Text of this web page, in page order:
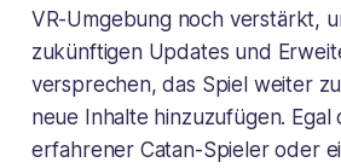
VR-Umgebung noch verstärkt,
zukünftigen Updates und
versprechen, das Spiel weiter
neue Inhalte hinzuzufügen. Egal
erfahrener Catan-Spieler oder